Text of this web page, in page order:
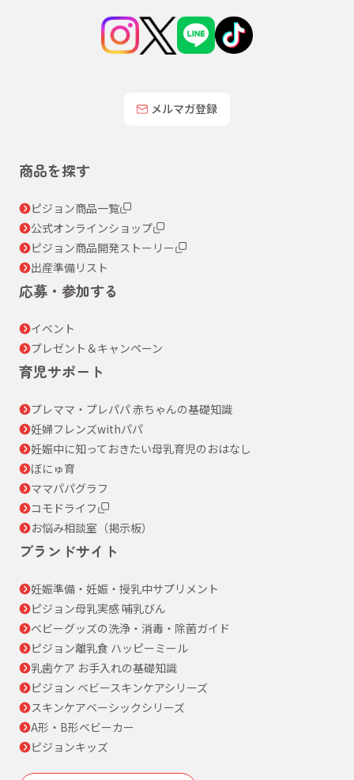
メルマガ登録
商品を探す
ピジョン商品一覧
公式オンラインショップ
ピジョン商品開発ストーリー
出産準備リスト
応募・参加する
イベント
プレゼント＆キャンペーン
育児サポート
プレママ・プレパパ 赤ちゃんの基礎知識
妊婦フレンズwithパパ
妊娠中に知っておきたい母乳育児のおはなし
ぼにゅ育
ママパパグラフ
コモドライフ
お悩み相談室（掲示板）
ブランドサイト
妊娠準備・妊娠・授乳中サプリメント
ピジョン母乳実感 哺乳びん
ベビーグッズの洗浄・消毒・除菌ガイド
ピジョン離乳食 ハッピーミール
乳歯ケア お手入れの基礎知識
ピジョン ベビースキンケアシリーズ
スキンケアベーシックシリーズ
A形・B形ベビーカー
ピジョンキッズ